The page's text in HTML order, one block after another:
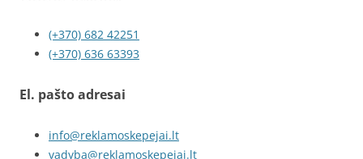
(+370) 682 42251
(+370) 636 63393
El. pašto adresai
info@reklamoskepejai.lt
vadyba@reklamoskepejai.lt